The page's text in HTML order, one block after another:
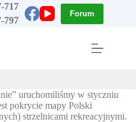
717
797
Forum
uruchomiliśmy w styczniu
pokrycie mapy Polski
strzelnicami rekreacyjnymi.